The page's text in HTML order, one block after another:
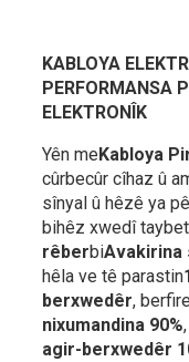
KABLOYA
PERFORMANSA
ELEKTRONÎK
Yên meKabloya
cûrbecûr cîhaz û
sînyal û hêzê ya
bihêz xwedî
rêberbiAvakirina
hêla ve tê parastin
berxwedêr,
nixumandina 90%
agir-berxwedêr